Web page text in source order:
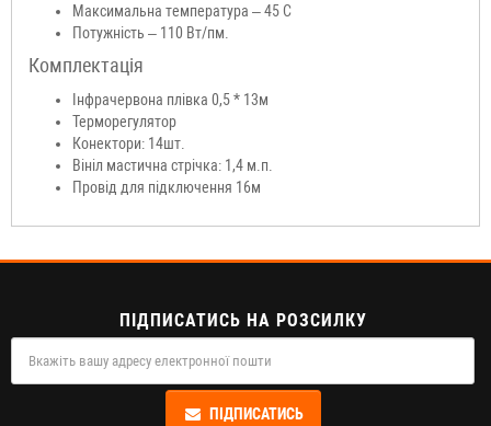
Максимальна температура – 45 С
Потужність – 110 Вт/пм.
Комплектація
Інфрачервона плівка 0,5 * 13м
Терморегулятор
Конектори: 14шт.
Вініл мастична стрічка: 1,4 м.п.
Провід для підключення 16м
ПІДПИСАТИСЬ НА РОЗСИЛКУ
ПІДПИСАТИСЬ